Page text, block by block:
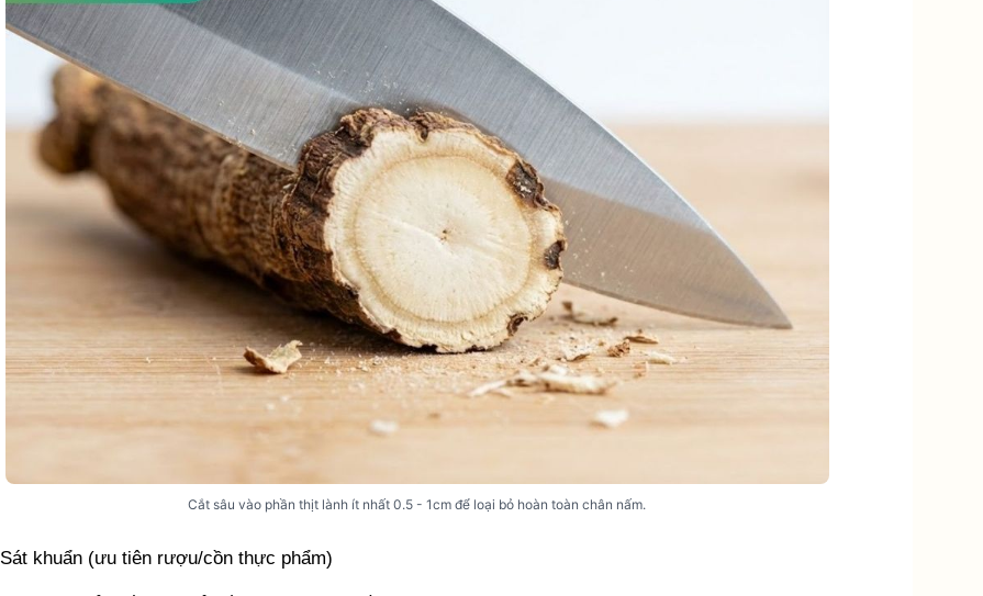
Cắt sâu vào phần thịt lành ít nhất 0.5 - 1cm để loại bỏ hoàn toàn chân nấm.
Sát khuẩn (ưu tiên rượu/cồn thực phẩm)